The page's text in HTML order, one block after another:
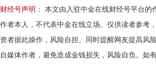
财经号声明：
本文由入驻中金在线财经号平台的
作者本人，不代表中金在线立场。仅供读者参考
资者据此操作，风险自担。同时提醒网友提高风
自媒体作者，避免造成金钱损失，风险自负。如